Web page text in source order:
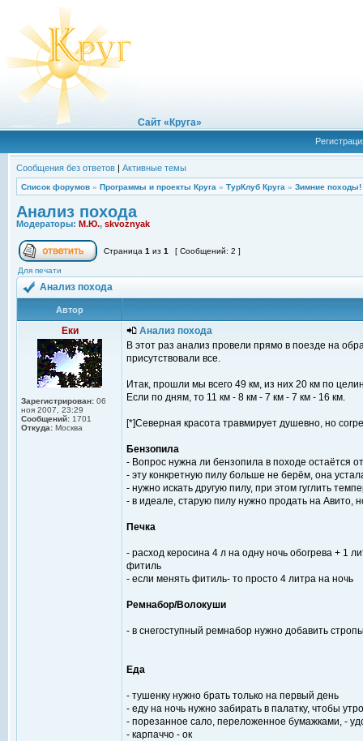
Сайт «Круга»
Сообщения без ответов | Активные темы
Список форумов » Программы и проекты Круга » ТурКлуб Круга » Зимние походы!
Анализ похода
Модераторы: М.Ю., skvoznyak
Страница 1 из 1 [ Сообщений: 2 ]
Для печати
Анализ похода
Автор
Еки
Зарегистрирован: 06
ноя 2007, 23:29
Сообщений: 1701
Откуда: Москва
Анализ похода
В этот раз анализ провели прямо в поезде на
присутствовали все.
Итак, прошли мы всего 49 км, из них 20 км по
Если по дням, то 11 км - 8 км - 7 км - 7 км - 16 км.
[*]Северная красота травмирует душевно, но
Бензопила
- Вопрос нужна ли бензопила в походе остаётся
- эту конкретную пилу больше не берём, она
- нужно искать другую пилу, при этом гуглить
- в идеале, старую пилу нужно продать на Авито,
Печка
- расход керосина 4 л на одну ночь обогрева + 1
фитиль
- если менять фитиль- то просто 4 литра на ночь
Ремнабор/Волокуши
- в снегоступный ремнабор нужно добавить
Еда
- тушенку нужно брать только на первый день
- еду на ночь нужно забирать в палатку, чтобы
- порезанное сало, переложенное бумажками, -
- карпаччо - ок